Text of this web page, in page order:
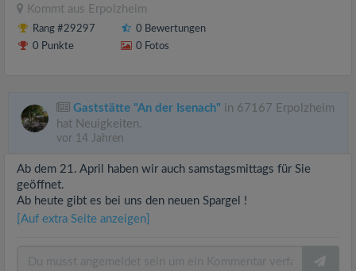
Kommt aus Erpolzheim
Rang #29297
0 Punkte
0 Bewertungen
0 Fotos
Gaststätte "An der Isenach" in 67167 Erpolzheim
hat Neuigkeiten.
vor 14 Jahren
Ab dem 21. April haben wir auch samstagsmittags für Sie
geöffnet.
Ab heute gibt es bei uns den neuen Spargel !
[Auf extra Seite anzeigen]